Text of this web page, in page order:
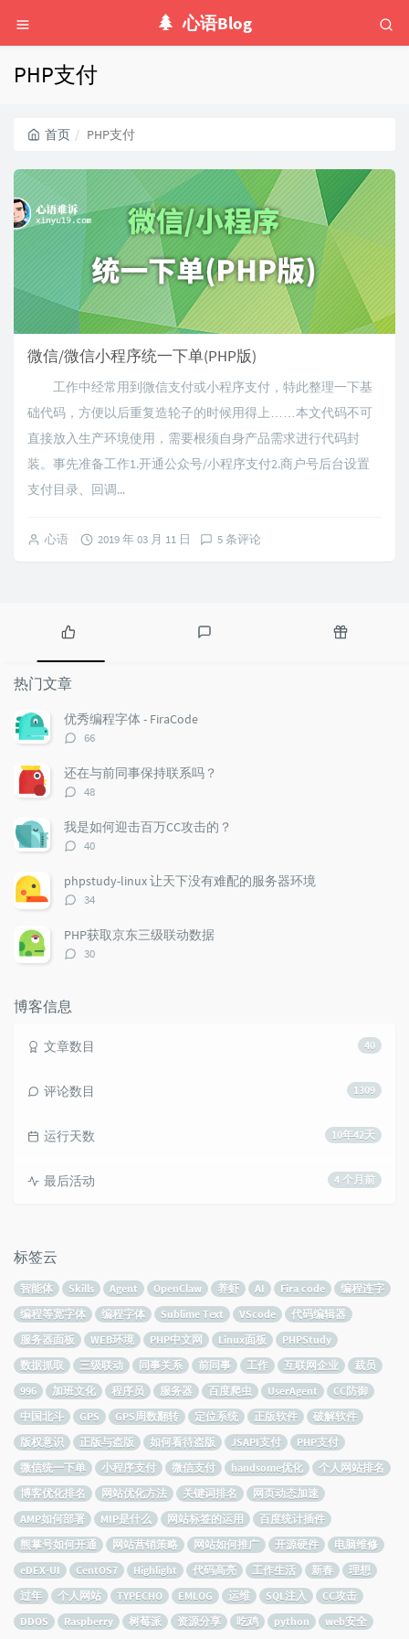
心语Blog
PHP支付
首页 PHP支付
微信/微信小程序统一下单(PHP版)
工作中经常用到微信支付或小程序支付，特此整理一下基
础代码，方便以后重复造轮子的时候用得上……本文代码不可
直接放入生产环境使用，需要根须自身产品需求进行代码封
装。事先准备工作1.开通公众号/小程序支付2.商户号后台设置
支付目录、回调...
心语 2019 年 03 月 11 日 5 条评论
热
门
文
章
热门文章
优秀编程字体 - FiraCode
评
数：
66
还在与前同事保持联系吗？
评
数：
48
我是如何迎击百万CC攻击的？
评
数：
40
phpstudy-linux 让天下没有难配的服务器环境
评
数：
34
PHP获取京东三级联动数据
评
30
博客信息
40
文章数目
1309
评论数目
10年42天
运行天数
4 个月前
最后活动
标签云
智能体 Skills Agent OpenClaw 养虾 AI Fira code
编程连字
编程等宽字体
编程字体 Sublime Text VScode
代码编辑器
服务器面板
WEB环境 PHP中文网 Linux面板
PHPStudy
数据抓取
三级联动 同事关系 前同事 工作 互联网企业
裁员
996
加班文化 程序员 服务器 百度爬虫 UserAgent
CC防御
中国北斗
GPS GPS周数翻转 定位系统 正版软件
破解软件
版权意识
正版与盗版 如何看待盗版 JSAPI支付
PHP支付
微信统一下单
小程序支付 微信支付 handsome优化
个人网站排名
博客优化排名
网站优化方法 关键词排名
网页动态加速
AMP如何部署
MIP是什么 网站标签的运用
百度统计插件
熊掌号如何开通
网站营销策略 网站如何推广 开源硬件
电脑维修
eDEX-UI
CentOS7 Highlight 代码高亮 工作生活 新春
理想
过年
个人网站 TYPECHO EMLOG 运维 SQL注入
CC攻击
DDOS
Raspberry 树莓派 资源分享 吃鸡 python web安全